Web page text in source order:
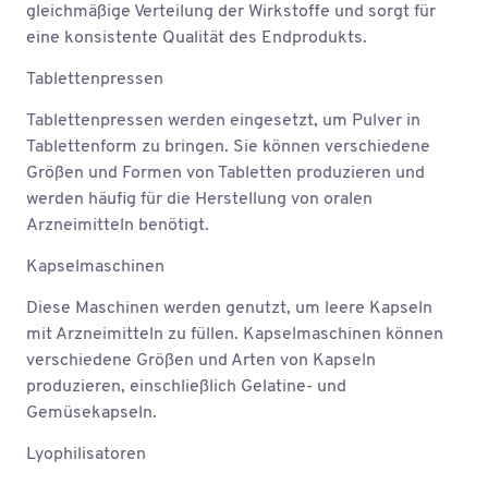
gleichmäßige Verteilung der Wirkstoffe und sorgt für
eine konsistente Qualität des Endprodukts.
Tablettenpressen
Tablettenpressen werden eingesetzt, um Pulver in
Tablettenform zu bringen. Sie können verschiedene
Größen und Formen von Tabletten produzieren und
werden häufig für die Herstellung von oralen
Arzneimitteln benötigt.
Kapselmaschinen
Diese Maschinen werden genutzt, um leere Kapseln
mit Arzneimitteln zu füllen. Kapselmaschinen können
verschiedene Größen und Arten von Kapseln
produzieren, einschließlich Gelatine- und
Gemüsekapseln.
Lyophilisatoren